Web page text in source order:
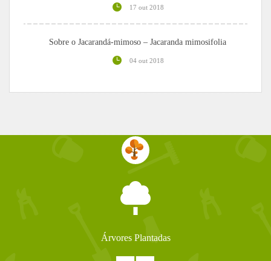
17 out 2018
Sobre o Jacarandá-mimoso – Jacaranda mimosifolia
04 out 2018
Árvores Plantadas